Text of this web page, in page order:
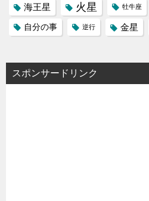
海王星 火星 牡牛座
自分の事 逆行 金星
スポンサードリンク